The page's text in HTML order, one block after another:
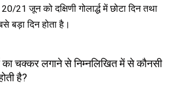
21 जून को दक्षिणी गोलार्द्ध में छोटा दिन तथा
बड़ा दिन होता है।
का चक्कर लगाने से निम्नलिखित में से कौनसी
है?